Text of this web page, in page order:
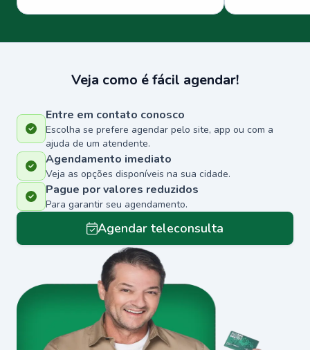
Veja como é fácil agendar!
Entre em contato conosco
Escolha se prefere agendar pelo site, app ou com a
ajuda de um atendente.
Agendamento imediato
Veja as opções disponíveis na sua cidade.
Pague por valores reduzidos
Para garantir seu agendamento.
Agendar teleconsulta